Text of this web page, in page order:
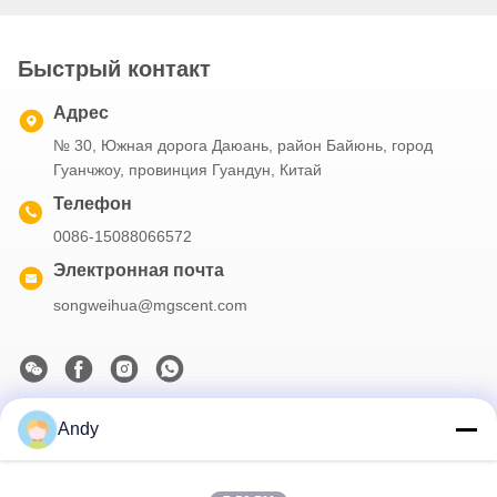
Быстрый контакт
Адрес
№ 30, Южная дорога Даюань, район Байюнь, город
Гуанчжоу, провинция Гуандун, Китай
Телефон
0086-15088066572
Электронная почта
songweihua@mgscent.com
Наш бюллетень
Andy